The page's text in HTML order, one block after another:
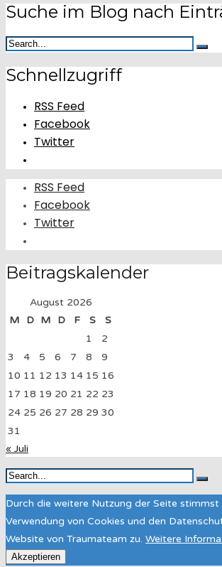
Suche im Blog nach
Schnellzugriff
RSS Feed
Facebook
Twitter
RSS Feed
Facebook
Twitter
Beitragskalender
August 2026
M
D M D F S
S
1
2
3
4 5 6 7 8
9
10 11 12 13 14 15 16
17 18 19 20 21 22 23
24 25 26 27 28 29 30
31
« Juli
Durch die weitere Nutzung der Seite stimmst
Verwendung von Cookies und den
Website von Traumateam zu. Weitere
Akzeptieren